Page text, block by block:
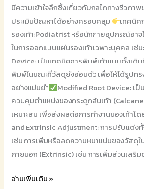
มีความเข้าใจลึกซึ้งเกี่ยวกับกลไกทางชีวภาพ
ประเมินปัญหาได้อย่างครอบคลุม
เทคนิค
รองเท้า:Podiatrist หรือนักกายอุปกรณ์อาจ
ในการออกแบบแผ่นรองเท้าเฉพาะบุคคล เช่น:
Device: เป็นเทคนิคการพิมพ์เท้าแบบดั้งเดิ
พิมพ์ในขณะที่วัสดุยังอ่อนตัว เพื่อให้ได้รูปทร
อย่างแม่นยำ
Modified Root Device: เป็
ควบคุมตำแหน่งของกระดูกส้นเท้า
เหมาะสม เพื่อส่งผลต่อการทำงานของเท้าโด
and Extrinsic Adjustment: การปรับแต่ง
เช่น การเพิ่มหรือลดความหนาแน่นของวัสดุใ
ภายนอก (Extrinsic) เช่น การเพิ่มส่วนเสริม
อ่านเพิ่มเติม »